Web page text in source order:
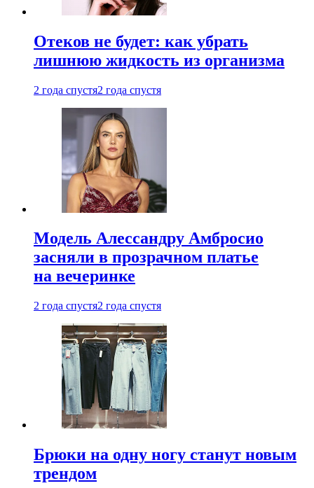
Отеков не будет: как убрать
лишнюю жидкость из организма
2 года спустя2 года спустя
Модель Алессандру Амбросио
засняли в прозрачном платье
на вечеринке
2 года спустя2 года спустя
Брюки на одну ногу станут новым
трендом